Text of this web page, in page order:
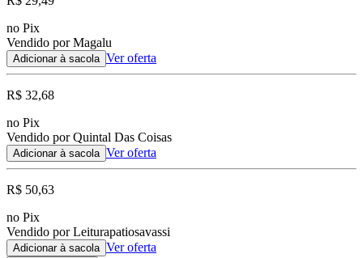
no Pix
Vendido por Magalu
Adicionar à sacola Ver oferta
R$ 32,68
no Pix
Vendido por Quintal Das Coisas
Adicionar à sacola Ver oferta
R$ 50,63
no Pix
Vendido por Leiturapatiosavassi
Adicionar à sacola Ver oferta